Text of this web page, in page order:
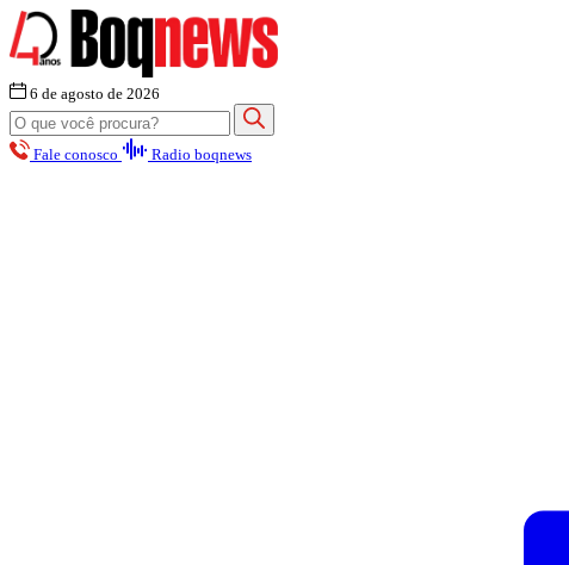
6 de agosto de 2026
Fale conosco Radio boqnews